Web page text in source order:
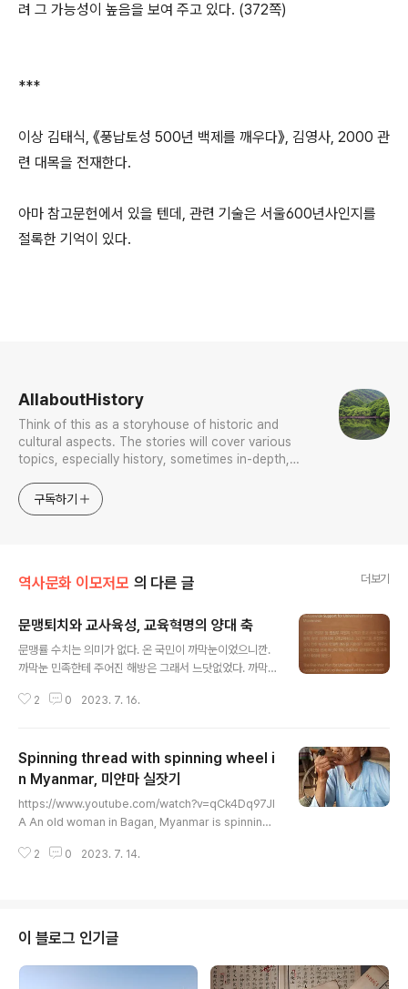
려 그 가능성이 높음을 보여 주고 있다. (372쪽)
***
이상 김태식, 《풍납토성 500년 백제를 깨우다》, 김영사, 2000 관
련 대목을 전재한다.
아마 참고문헌에서 있을 텐데, 관련 기술은 서울600년사인지를
절록한 기억이 있다.
AllaboutHistory
Think of this as a storyhouse of historic and
cultural aspects. The stories will cover various
topics, especially history, sometimes in-depth,
approach will be to resist any common sense or
generalized viewpoint
구독하기
역사문화 이모저모 의 다른 글 더보기
문맹퇴치와 교사육성, 교육혁명의 양대 축
문맹률 수치는 의미가 없다. 온 국민이 까막눈이었으니깐.
까막눈 민족한테 주어진 해방은 그래서 느닷없었다. 까막
미 까막눈인 채 어른이 되어버린 사람들도 써먹으려니 글
려니 학교가 필요했고 교사가 시급했다. 마구잡이였지만
속성으로 길러냈다. 한강의 기적? 웃기는 소리마라. 기적이
란 말로도 부족하며 이는 천지창조였다. 홍릉 #글로벌지식
협력단지 #한국경제발전전시관 에서 #문맹 #문맹률 #문
2 0 2023. 7. 16.
Spinning thread with spinning wheel i
n Myanmar, 미얀마 실잣기
https://www.youtube.com/watch?v=qCk4Dq97Jl
A An old woman in Bagan, Myanmar is spinning t
을 잣는 바간 할머니. 목화솜을 말아서 뽑은 실은 옷감 재료
2 0 2023. 7. 14.
이 블로그 인기글